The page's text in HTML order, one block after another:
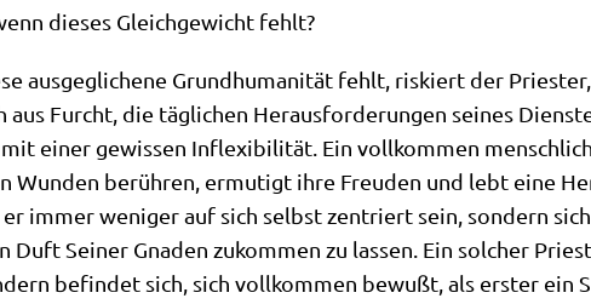
die­ses Gleich­ge­wicht fehlt?
aus­ge­gli­che­ne Grund­hu­ma­ni­tät fehlt, ris­kiert der
aus Furcht, die täg­li­chen Her­aus­for­de­run­gen sei­nes
einer gewis­sen Infle­xi­bi­li­tät. Ein voll­kom­men
Wun­den berüh­ren, ermu­tigt ihre Freu­den und lebt eine
immer weni­ger auf sich selbst zen­triert sein, son­dern
Sei­ner Gna­den zukom­men zu las­sen. Ein sol­cher
befin­det sich, sich voll­kom­men bewußt, als erster ein